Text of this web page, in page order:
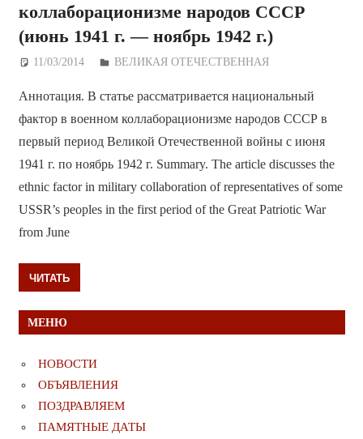
коллаборационизме народов СССР
(июнь 1941 г. — ноябрь 1942 г.)
11/03/2014 Дежурный по Редакции
ВЕЛИКАЯ ОТЕЧЕСТВЕННАЯ
Аннотация. В статье рассматривается национальный
фактор в военном коллаборационизме народов СССР в
первый период Великой Отечественной войны с июня
1941 г. по ноябрь 1942 г. Summary. The article discusses the
ethnic factor in military collaboration of representatives of some
USSR’s peoples in the first period of the Great Patriotic War
from June
ЧИТАТЬ
МЕНЮ
НОВОСТИ
ОБЪЯВЛЕНИЯ
ПОЗДРАВЛЯЕМ
ПАМЯТНЫЕ ДАТЫ